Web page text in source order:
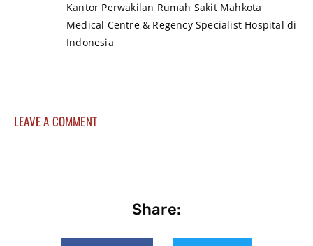
Kantor Perwakilan Rumah Sakit Mahkota
Medical Centre & Regency Specialist Hospital di
Indonesia
LEAVE A COMMENT
Share: